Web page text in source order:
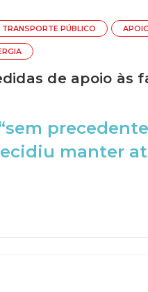
PÚBLICO
de apoio às
manter